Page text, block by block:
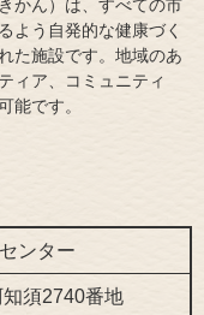
かん）は、すべての市
よう自発的な健康づく
た施設です。地域のあ
ィア、コミュニティ
能です。
ンター
須2740番地